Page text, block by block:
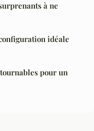
à ne
idéale
pour un